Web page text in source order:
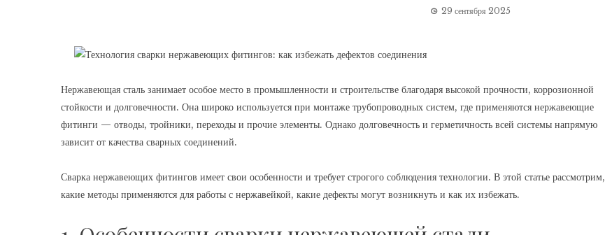
29 сентября 2025
Нержавеющая сталь занимает особое место в промышленности и строительстве благодаря высокой прочности, коррозионной
стойкости и долговечности. Она широко используется при монтаже трубопроводных систем, где применяются нержавеющие
фитинги — отводы, тройники, переходы и прочие элементы. Однако долговечность и герметичность всей системы напрямую
зависит от качества сварных соединений.
Сварка нержавеющих фитингов имеет свои особенности и требует строгого соблюдения технологии. В этой статье рассмотрим,
какие методы применяются для работы с нержавейкой, какие дефекты могут возникнуть и как их избежать.